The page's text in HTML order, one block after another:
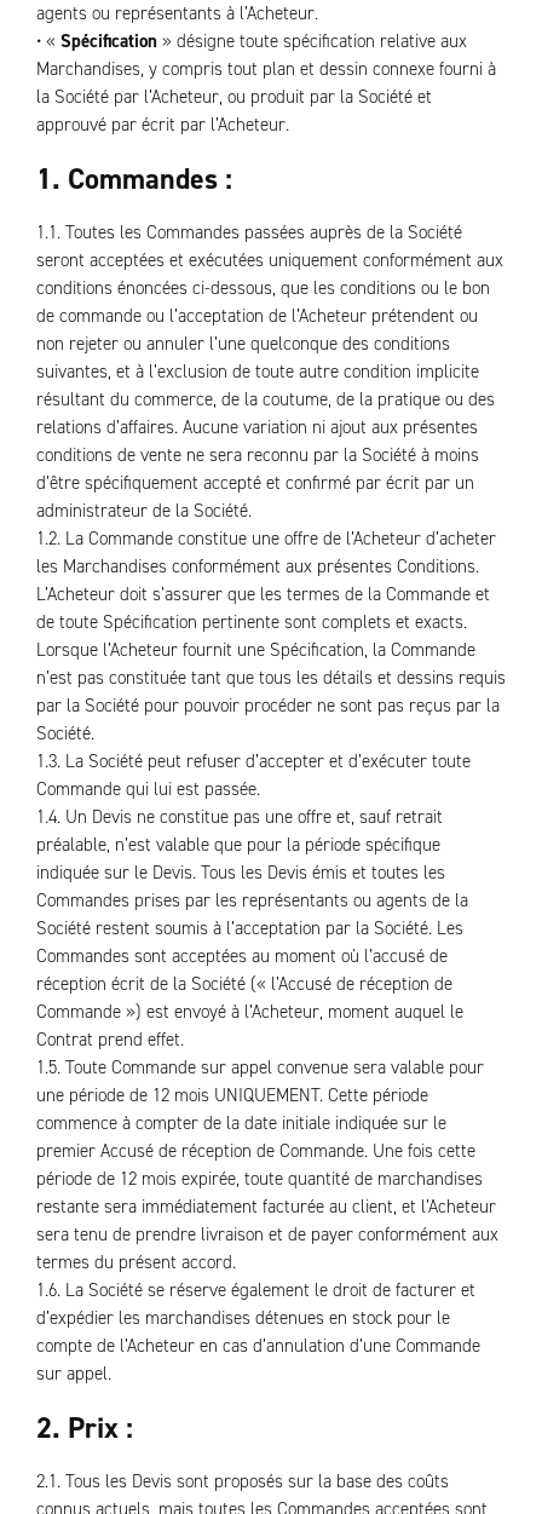
agents ou représentants à l’Acheteur.
• « Spécification » désigne toute spécification relative aux
Marchandises, y compris tout plan et dessin connexe fourni à
la Société par l’Acheteur, ou produit par la Société et
approuvé par écrit par l’Acheteur.
1. Commandes :
1.1. Toutes les Commandes passées auprès de la Société
seront acceptées et exécutées uniquement conformément aux
conditions énoncées ci-dessous, que les conditions ou le bon
de commande ou l’acceptation de l’Acheteur prétendent ou
non rejeter ou annuler l’une quelconque des conditions
suivantes, et à l’exclusion de toute autre condition implicite
résultant du commerce, de la coutume, de la pratique ou des
relations d’affaires. Aucune variation ni ajout aux présentes
conditions de vente ne sera reconnu par la Société à moins
d’être spécifiquement accepté et confirmé par écrit par un
administrateur de la Société.
1.2. La Commande constitue une offre de l’Acheteur d’acheter
les Marchandises conformément aux présentes Conditions.
L’Acheteur doit s’assurer que les termes de la Commande et
de toute Spécification pertinente sont complets et exacts.
Lorsque l’Acheteur fournit une Spécification, la Commande
n’est pas constituée tant que tous les détails et dessins requis
par la Société pour pouvoir procéder ne sont pas reçus par la
Société.
1.3. La Société peut refuser d’accepter et d’exécuter toute
Commande qui lui est passée.
1.4. Un Devis ne constitue pas une offre et, sauf retrait
préalable, n’est valable que pour la période spécifique
indiquée sur le Devis. Tous les Devis émis et toutes les
Commandes prises par les représentants ou agents de la
Société restent soumis à l’acceptation par la Société. Les
Commandes sont acceptées au moment où l’accusé de
réception écrit de la Société (« l’Accusé de réception de
Commande ») est envoyé à l’Acheteur, moment auquel le
Contrat prend effet.
1.5. Toute Commande sur appel convenue sera valable pour
une période de 12 mois UNIQUEMENT. Cette période
commence à compter de la date initiale indiquée sur le
premier Accusé de réception de Commande. Une fois cette
période de 12 mois expirée, toute quantité de marchandises
restante sera immédiatement facturée au client, et l’Acheteur
sera tenu de prendre livraison et de payer conformément aux
termes du présent accord.
1.6. La Société se réserve également le droit de facturer et
d’expédier les marchandises détenues en stock pour le
compte de l’Acheteur en cas d’annulation d’une Commande
sur appel.
2. Prix :
2.1. Tous les Devis sont proposés sur la base des coûts
connus actuels, mais toutes les Commandes acceptées sont